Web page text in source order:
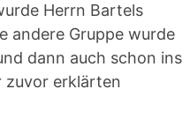
Herrn Bartels
andere Gruppe wurde
dann auch schon ins
zuvor erklärten